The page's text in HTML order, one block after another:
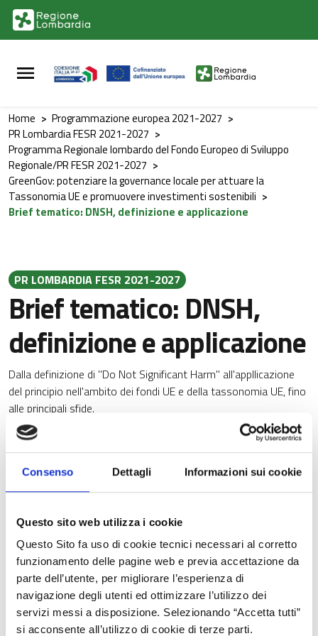
Consenso Dettagli Informazioni sui cookie
Questo sito web utilizza i cookie
Questo Sito fa uso di cookie tecnici necessari al corretto
funzionamento delle pagine web e previa accettazione da
parte dell’utente, per migliorare l’esperienza di
navigazione degli utenti ed ottimizzare l’utilizzo dei
servizi messi a disposizione. Selezionando “Accetta tutti”
si acconsente all’utilizzo di cookie di terze parti.
Vai al contenuto principale
Vai al footer
Home > Programmazione europea 2021-2027 >
PR Lombardia FESR 2021-2027 >
Programma Regionale lombardo del Fondo Europeo di Sviluppo
Regionale/PR FESR 2021-2027 >
GreenGov: potenziare la governance locale per attuare la
Tassonomia UE e promuovere investimenti sostenibili >
Brief tematico: DNSH, definizione e applicazione
PR LOMBARDIA FESR 2021-2027
Brief tematico: DNSH,
definizione e applicazione
Dalla definizione di "Do Not Significant Harm" all'appllicazione
del principio nell'ambito dei fondi UE e della tassonomia UE, fino
alle principali sfide.